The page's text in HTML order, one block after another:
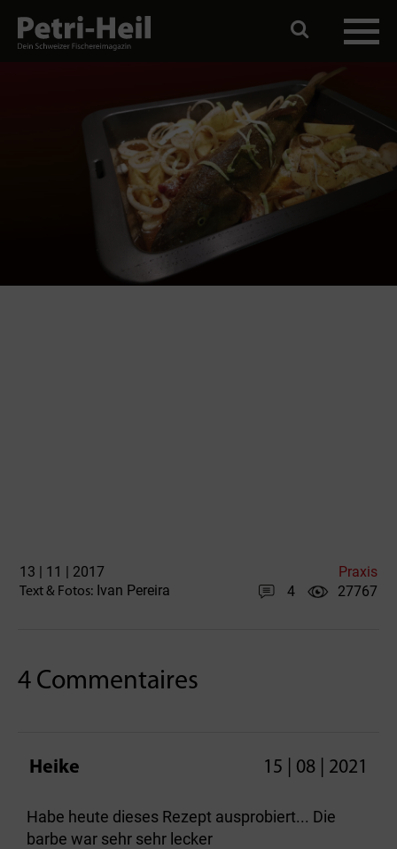
13 | 11 | 2017 Praxis
Text & Fotos: Ivan Pereira 4 27767
4 Commentaires
Heike 15 | 08 | 2021
Habe heute dieses Rezept ausprobiert... Die
barbe war sehr sehr lecker